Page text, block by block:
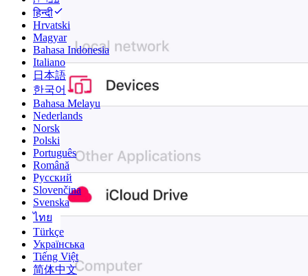
हिन्दी
Hrvatski
Magyar
Bahasa Indonesia
Italiano
日本語
한국어
Bahasa Melayu
Nederlands
Norsk
Polski
Português
Română
Русский
Slovenčina
Svenska
ไทย
Türkçe
Українська
Tiếng Việt
简体中文